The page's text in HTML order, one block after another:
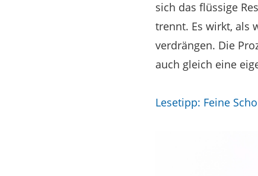
sich das flüssige
trennt. Es wirkt, als
verdrängen. Die
auch gleich eine
Lesetipp: Feine